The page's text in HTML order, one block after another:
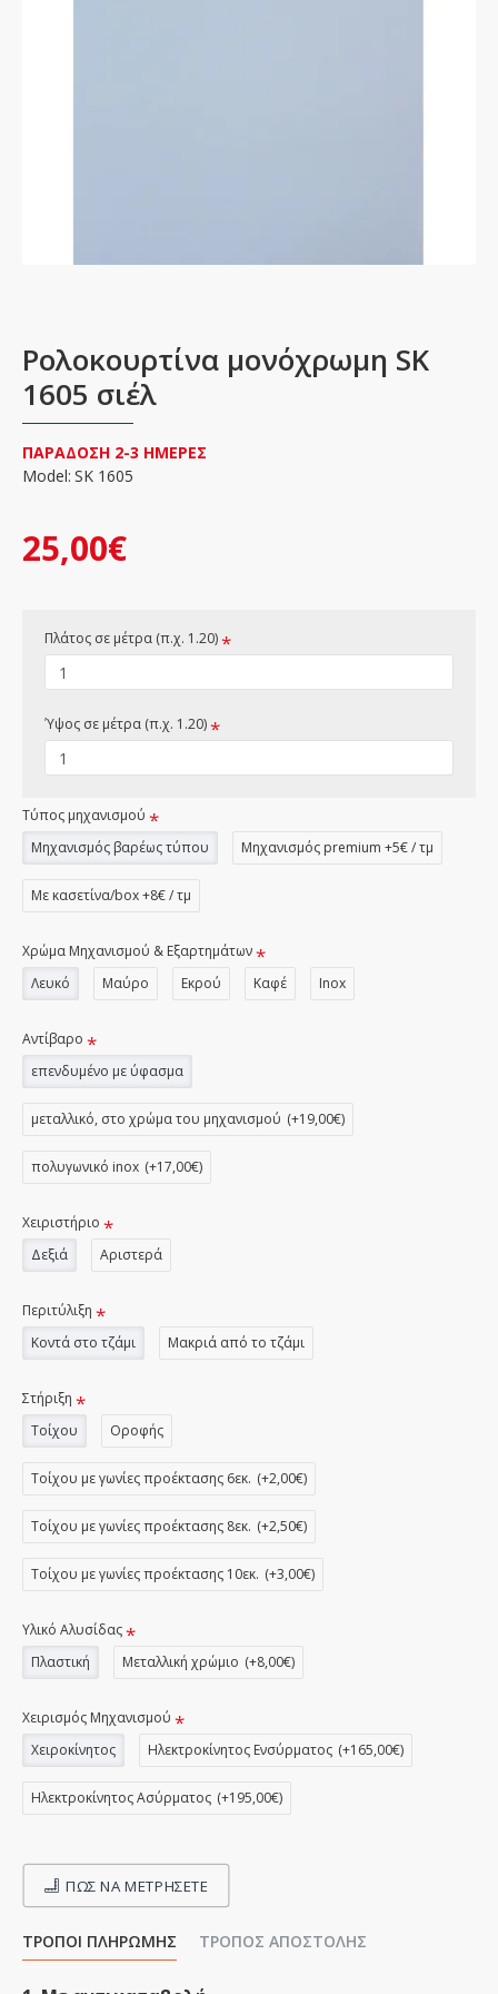
Ρολοκουρτίνα μονόχρωμη SK
1605 σιέλ
25,00€
ΠΑΡΑΔΟΣΗ 2-3 ΗΜΕΡΕΣ
Model: SK 1605
Πλάτος σε μέτρα (π.χ. 1.20)
Ύψος σε μέτρα (π.χ. 1.20)
Τύπος μηχανισμού
Μηχανισμός βαρέως τύπου
Μηχανισμός premium +5€ / τμ
Με κασετίνα/box +8€ / τμ
Χρώμα Μηχανισμού & Εξαρτημάτων
Λευκό
Μαύρο Εκρού Καφέ Inox
Αντίβαρο
επενδυμένο με ύφασμα
μεταλλικό, στο χρώμα του μηχανισμού (+19,00€)
πολυγωνικό inox (+17,00€)
Χειριστήριο
Δεξιά
Αριστερά
Περιτύλιξη
Κοντά στο τζάμι
Μακριά από το τζάμι
Στήριξη
Τοίχου
Οροφής
Τοίχου με γωνίες προέκτασης 6εκ. (+2,00€)
Τοίχου με γωνίες προέκτασης 8εκ. (+2,50€)
Τοίχου με γωνίες προέκτασης 10εκ. (+3,00€)
Υλικό Αλυσίδας
Πλαστική
Μεταλλική χρώμιο (+8,00€)
Χειρισμός Μηχανισμού
Χειροκίνητος
Ηλεκτροκίνητος Ενσύρματος (+165,00€)
Ηλεκτροκίνητος Ασύρματος (+195,00€)
ΠΩΣ ΝΑ ΜΕΤΡΉΣΕΤΕ
ΤΡΌΠΟΙ ΠΛΗΡΩΜΉΣ ΤΡΌΠΟΣ ΑΠΟΣΤΟΛΉΣ